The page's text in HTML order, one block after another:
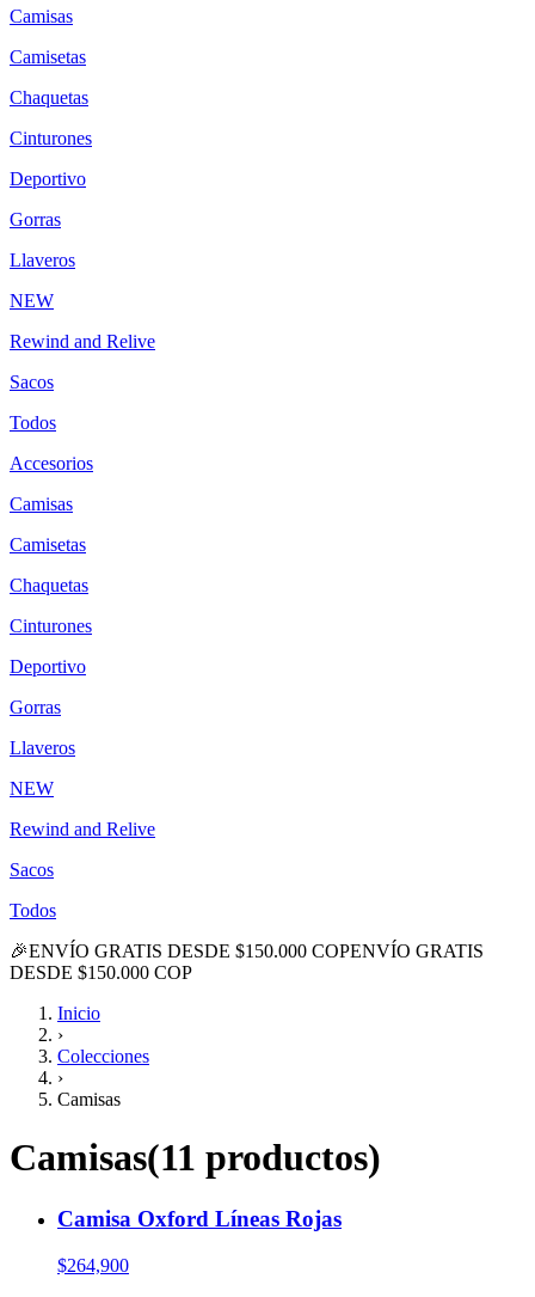
Camisas
Camisetas
Chaquetas
Cinturones
Deportivo
Gorras
Llaveros
NEW
Rewind and Relive
Sacos
Todos
Accesorios
Camisas
Camisetas
Chaquetas
Cinturones
Deportivo
Gorras
Llaveros
NEW
Rewind and Relive
Sacos
Todos
🎉ENVÍO GRATIS DESDE $150.000 COPENVÍO GRATIS
DESDE $150.000 COP
Inicio
›
Colecciones
›
Camisas
Camisas(11 productos)
Camisa Oxford Líneas Rojas
$264,900